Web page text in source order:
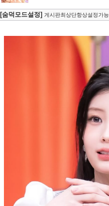
[숨덕모드설정] 게시판최상단항상설정가능